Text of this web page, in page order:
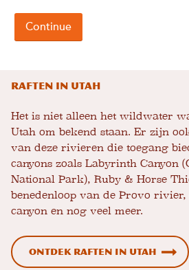
Raften in Utah
Het is niet alleen het wildwater
Utah om bekend staan. Er zijn
van deze rivieren die toegang
canyons zoals Labyrinth Canyon
National Park), Ruby & Horse
benedenloop van de Provo
canyon en nog veel meer.
Ontdek raften in Utah